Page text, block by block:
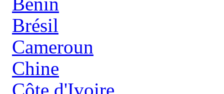
Brésil
Cameroun
Chine